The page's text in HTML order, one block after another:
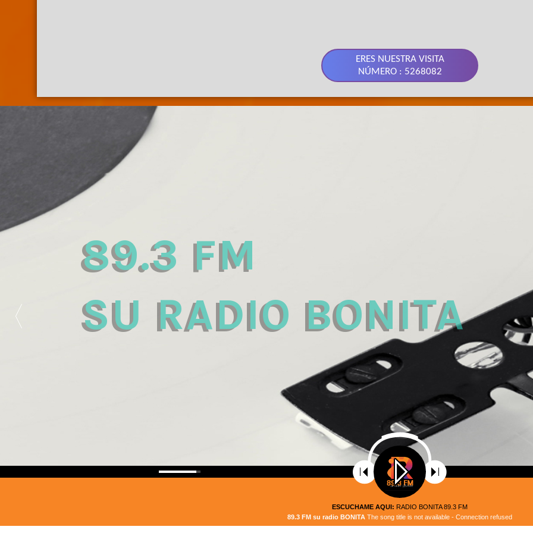
ERES NUESTRA VISITA
NÚMERO : 5268082
89.3 FM
SU RADIO BONITA
89.3 FM su radio BONITA The song title is not available - Connection refused
ESCUCHAME AQUI: RADIO BONITA 89.3 FM